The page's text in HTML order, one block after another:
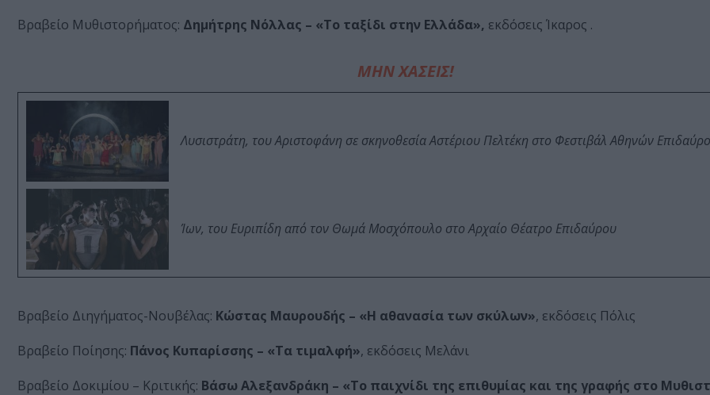
Βραβείο Μυθιστορήματος: Δημήτρης Νόλλας – «Το ταξίδι στην Ελλάδα», εκδόσεις Ίκαρος .
ΜΗΝ ΧΑΣΕΙΣ!
Λυσιστράτη, του Αριστοφάνη σε σκηνοθεσία Αστέριου Πελτέκη στο Φεστιβάλ Αθηνών
Ίων, του Ευριπίδη από τον Θωμά Μοσχόπουλο στο Αρχαίο Θέατρο Επιδαύρου
Βραβείο Διηγήματος-Νουβέλας: Κώστας Μαυρουδής – «Η αθανασία των σκύλων», εκδόσεις Πόλις
Βραβείο Ποίησης: Πάνος Κυπαρίσσης – «Τα τιμαλφή», εκδόσεις Μελάνι
Βραβείο Δοκιμίου – Κριτικής: Βάσω Αλεξανδράκη – «Το παιχνίδι της επιθυμίας και της γραφής στο